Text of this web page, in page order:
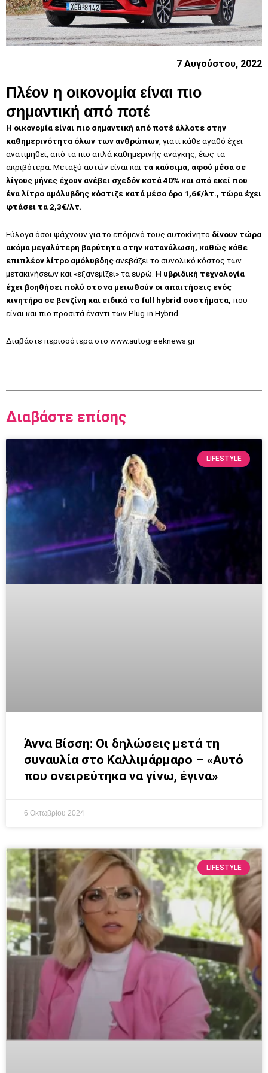
7 Αυγούστου, 2022
Πλέον η οικονομία είναι πιο
σημαντική από ποτέ
Η οικονομία είναι πιο σημαντική από ποτέ άλλοτε στην
καθημερινότητα όλων των ανθρώπων, γιατί κάθε αγαθό έχει
ανατιμηθεί, από τα πιο απλά καθημερινής ανάγκης, έως τα
ακριβότερα. Μεταξύ αυτών είναι και τα καύσιμα, αφού μέσα σε
λίγους μήνες έχουν ανέβει σχεδόν κατά 40% και από εκεί που
ένα λίτρο αμόλυβδης κόστιζε κατά μέσο όρο 1,6€/λτ., τώρα έχει
φτάσει τα 2,3€/λτ.
Εύλογα όσοι ψάχνουν για το επόμενό τους αυτοκίνητο δίνουν τώρα
ακόμα μεγαλύτερη βαρύτητα στην κατανάλωση, καθώς κάθε
επιπλέον λίτρο αμόλυβδηςανεβάζει το συνολικό κόστος των
μετακινήσεων και «εξανεμίζει» τα ευρώ. Η υβριδική τεχνολογία
έχει βοηθήσει πολύ στο να μειωθούν οι απαιτήσεις ενός
κινητήρα σε βενζίνη και ειδικά τα full hybrid συστήματα, που
είναι και πιο προσιτά έναντι των Plug-in Hybrid.
Διαβάστε περισσότερα στο www.autogreeknews.gr
Διαβάστε επίσης
LIFESTYLE
Άννα Βίσση: Οι δηλώσεις μετά τη
συναυλία στο Καλλιμάρμαρο – «Αυτό
που ονειρεύτηκα να γίνω, έγινα»
6 Οκτωβρίου 2024
LIFESTYLE